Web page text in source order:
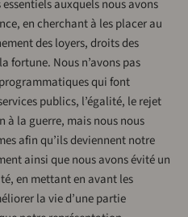
auxquels nous avons
en cherchant à les placer au
des loyers, droits des
fortune. Nous n’avons pas
qui font
publics, l’égalité, le rejet
à la guerre, mais nous nous
afin qu’ils deviennent notre
ainsi que nous avons évité un
en mettant en avant les
la vie d’une partie